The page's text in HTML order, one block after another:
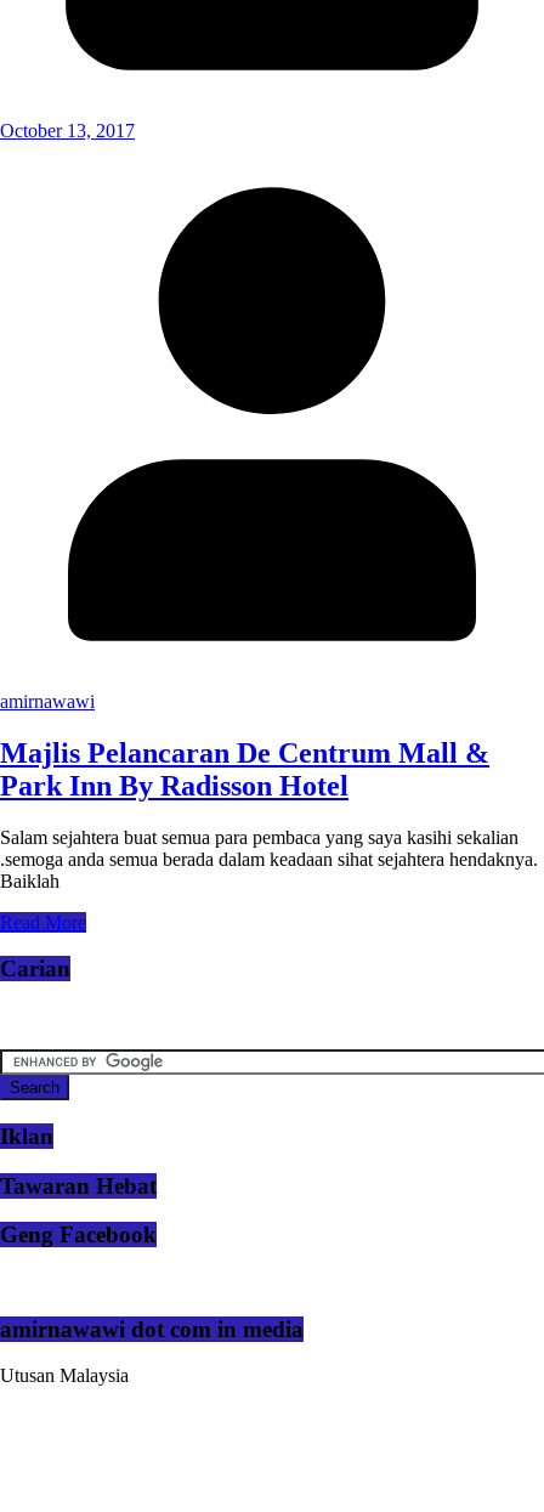
October 13, 2017
amirnawawi
Majlis Pelancaran De Centrum Mall &
Park Inn By Radisson Hotel
Salam sejahtera buat semua para pembaca yang saya kasihi sekalian
.semoga anda semua berada dalam keadaan sihat sejahtera hendaknya.
Baiklah
Read More
Carian
Iklan
Tawaran Hebat
Geng Facebook
amirnawawi dot com in media
Utusan Malaysia